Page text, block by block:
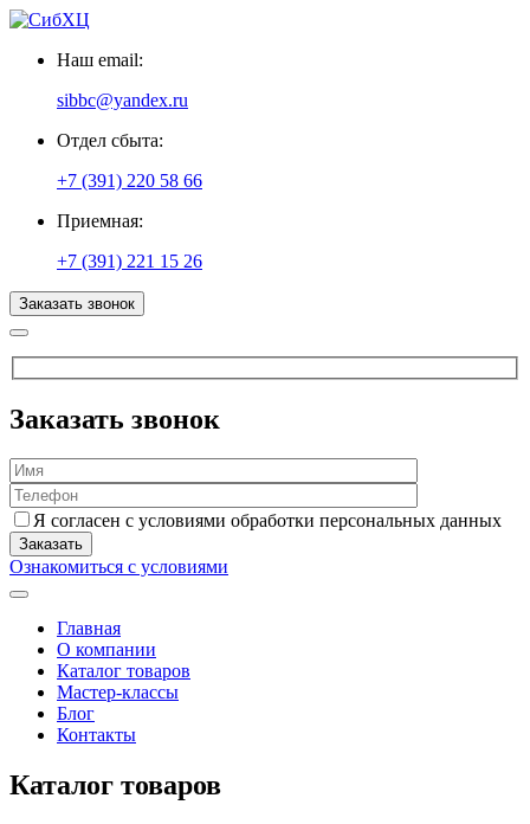
Наш email:
sibbc@yandex.ru
Отдел сбыта:
+7 (391) 220 58 66
Приемная:
+7 (391) 221 15 26
Заказать звонок
Заказать звонок
Я согласен с условиями обработки персональных данных
Ознакомиться с условиями
Главная
О компании
Каталог товаров
Мастер-классы
Блог
Контакты
Каталог товаров